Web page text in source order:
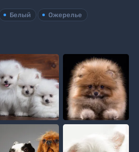
Белый Ожерелье